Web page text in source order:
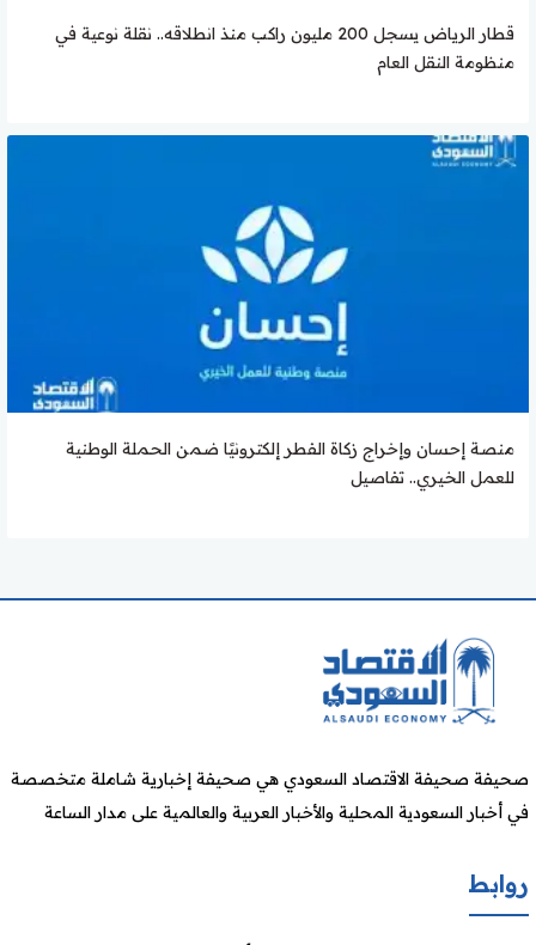
قطار الرياض يسجل 200 مليون راكب منذ انطلاقه.. نقلة نوعية في
منظومة النقل العام
منصة إحسان وإخراج زكاة الفطر إلكترونيًا ضمن الحملة الوطنية
للعمل الخيري.. تفاصيل
صحيفة صحيفة الاقتصاد السعودي هي صحيفة إخبارية شاملة متخصصة
في أخبار السعودية المحلية والأخبار العربية والعالمية على مدار الساعة
روابط